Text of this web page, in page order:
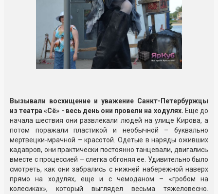
Вызывали восхищение и уважение Санкт-Петербуржцы
из театра «Сё» - весь день они провели на ходулях. Еще до
начала шествия они развлекали людей на улице Кирова, а
потом поражали пластикой и необычной – буквально
мертвецки-мрачной – красотой. Одетые в наряды оживших
кадавров, они практически постоянно танцевали, двигались
вместе с процессией – слегка обгоняя ее. Удивительно было
смотреть, как они забрались с нижней набережной наверх
прямо на ходулях, еще и с чемоданом – «гробом на
колесиках», который выглядел весьма тяжеловесно.